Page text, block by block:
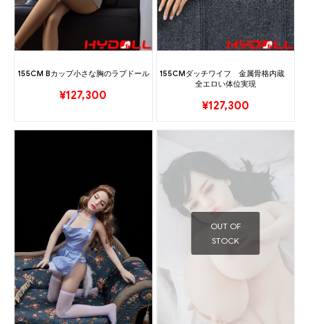
155CM Bカップ小さな胸のラブドール
¥127,300
155CMダッチワイフ 金属骨格内蔵
全エロい体位実現
¥127,300
OUT OF
STOCK